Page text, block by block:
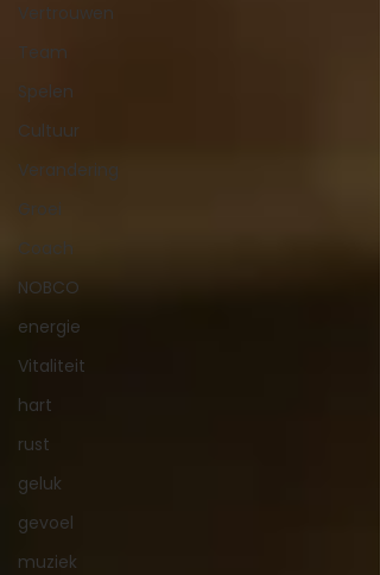
Vertrouwen
Team
Spelen
Cultuur
Verandering
Groei
Coach
NOBCO
energie
Vitaliteit
hart
rust
geluk
gevoel
muziek